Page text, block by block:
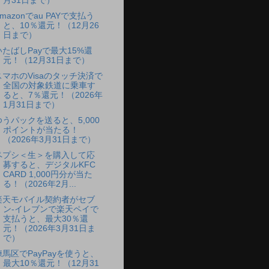
でau PAYで支払う
と、10％還元！（12月26
日まで）
たばしPayで最大15%還
元！（12月31日まで）
マホのVisaのタッチ決済で
全国の対象鉄道に乗車す
ると、7％還元！（2026年
1月31日まで）
うパックを送ると、5,000
ポイントが当たる！
（2026年3月31日まで）
プシ＜生＞を購入して応
募すると、デジタルKFC
CARD 1,000円分が当た
る！（2026年2月...
天モバイル契約者がセブ
ン-イレブンで楽天ペイで
支払うと、最大30％還
元！（2026年3月31日ま
で）
馬区でPayPayを使うと、
最大10％還元！（12月31